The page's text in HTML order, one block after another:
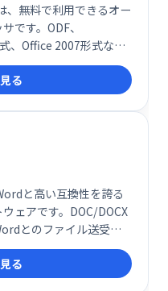
無料で利用できるオー
です。ODF、
、Office 2007形式な
。文書作成、編集、デ
多様な機能と高い互換
まで幅広く活用可能で
る
と高い互換性を誇る
ェアです。DOC/DOCX
とのファイル送受信
と速度を兼ね備え、効
す。WPS Officeの一部
可能です。
る